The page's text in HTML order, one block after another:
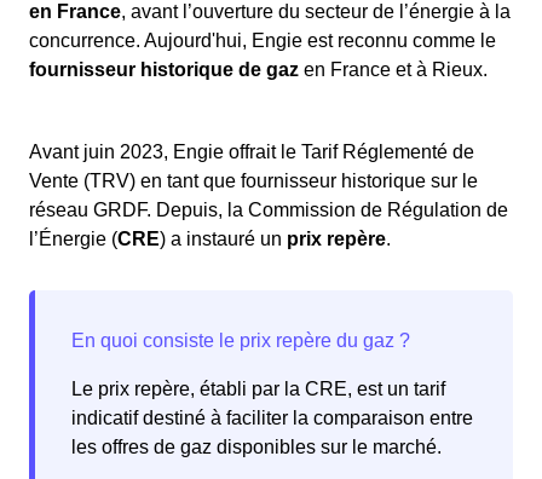
en France, avant l’ouverture du secteur de l’énergie à la
concurrence. Aujourd'hui, Engie est reconnu comme le
fournisseur historique de gaz en France et à Rieux.
Avant juin 2023, Engie offrait le Tarif Réglementé de
Vente (TRV) en tant que fournisseur historique sur le
réseau GRDF. Depuis, la Commission de Régulation de
l’Énergie (CRE) a instauré un prix repère.
Le prix repère, établi par la CRE, est un tarif
indicatif destiné à faciliter la comparaison entre
les offres de gaz disponibles sur le marché.